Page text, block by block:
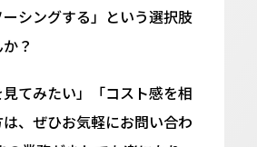
シングする」という選択肢
？
見てみたい」「コスト感を相
、ぜひお気軽にお問い合わ